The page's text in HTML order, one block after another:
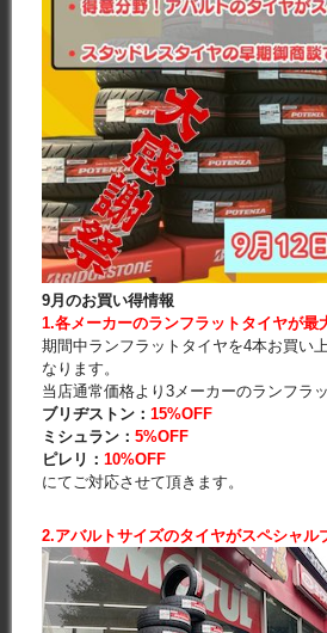
9月のお買い得情報
1.各メーカーのランフラットタイヤが最
期間中ランフラットタイヤを4本お買い
なります。
当店通常価格より3メーカーのランフラ
ブリヂストン： 15%OFF
ミシュラン： 5%OFF
ピレリ： 10%OFF
にてご対応させて頂きます。
2.アバルトサイズのタイヤがスペシャル